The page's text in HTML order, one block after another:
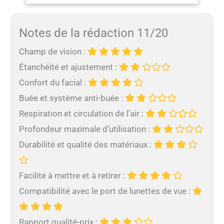
nouvelles normes de
amélioré : l'édition améliorée
dispose d'une plus grande
chambre et de 2 soupapes
d'admission pour permettre
à l'air de circuler librement à
l'intérieur et à l'extérieur. Le
masque SN01 sépare le
canal d'inhalation et
l'accumulation de CO2, ce
longtemps. 🏊 Vue
panoramique à 180° : le
visualisation, garantissant
Notes de la rédaction 11/20
Champ de vision :
Étanchéité et ajustement :
Confort du facial :
Buée et système anti-buée :
Respiration et circulation de l’air :
Profondeur maximale d’utilisation :
Durabilité et qualité des matériaux :
Facilité à mettre et à retirer :
Compatibilité avec le port de lunettes de vue :